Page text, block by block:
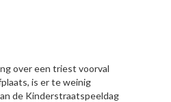
over een triest voorval
is er te weinig
de Kinderstraatspeeldag